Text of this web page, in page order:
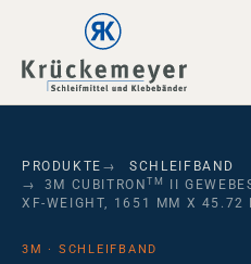
Skip to main navigation
Skip to main content
Skip to page footer
PRODUKTE
SCHLEIFBAND
3M CUBITRON TM
II
XF-WEIGHT, 1651 MM X 45.72
3M · SCHLEIFBAND